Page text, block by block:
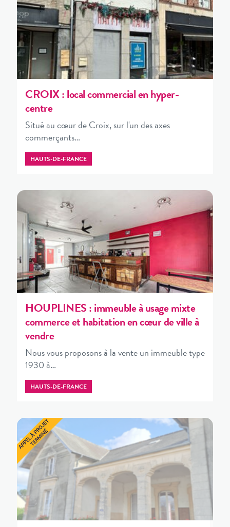
CROIX : local commercial en hyper-
centre
Situé au cœur de Croix, sur l'un des axes
commerçants…
HAUTS-DE-FRANCE
HOUPLINES : immeuble à usage mixte
commerce et habitation en cœur de ville à
vendre
Nous vous proposons à la vente un immeuble type
1930 à…
HAUTS-DE-FRANCE